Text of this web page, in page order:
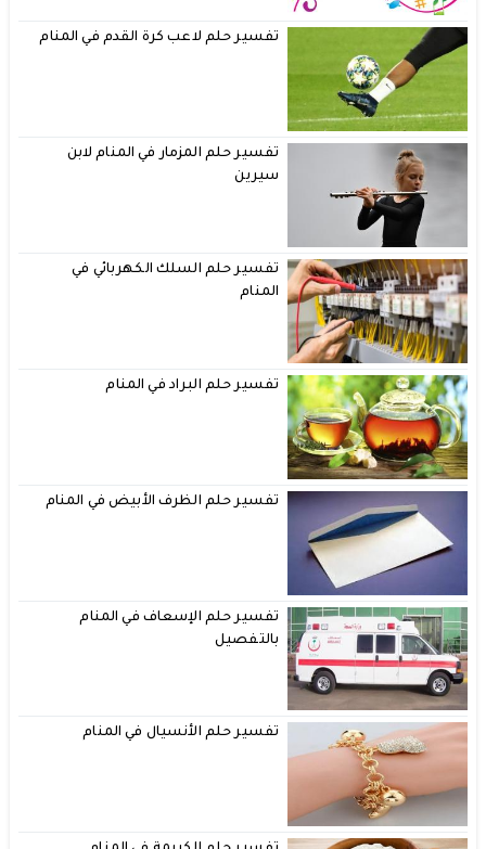
تفسير حلم لاعب كرة القدم في المنام
تفسير حلم المزمار في المنام لابن
سيرين
تفسير حلم السلك الكهربائي في
المنام
تفسير حلم البراد في المنام
تفسير حلم الظرف الأبيض في المنام
تفسير حلم الإسعاف في المنام
بالتفصيل
تفسير حلم الأنسيال في المنام